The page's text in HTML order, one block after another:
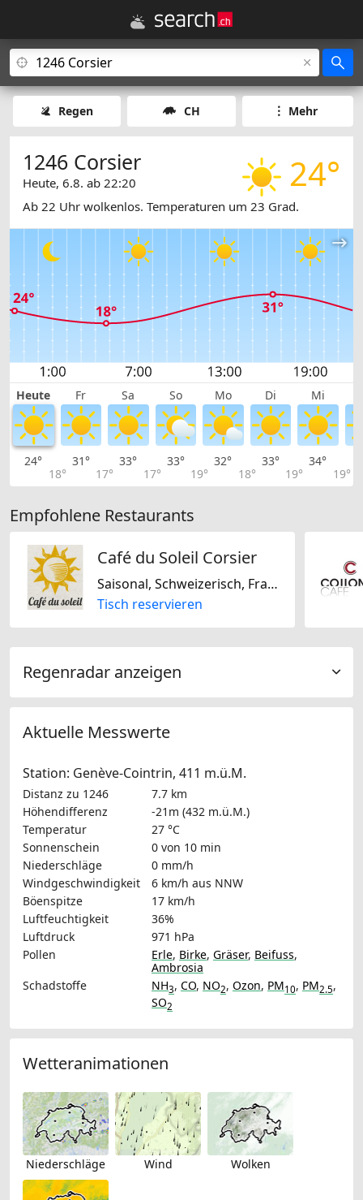
Regen CH Mehr
24°
1246 Corsier
Heute, 6.8. ab 22:20
Ab 22 Uhr wolkenlos. Temperaturen um 23 Grad.
Heute Fr Sa So Mo Di Mi
24°
18°
31°
17°
33°
17°
33°
19°
32°
18°
33°
19°
34°
19°
Empfohlene Restaurants
Café du Soleil Corsier
Saisonal, Schweizerisch, Französisch
Tisch reservieren
Regenradar anzeigen
Aktuelle Messwerte
Station: Genève-Cointrin, 411 m.ü.M.
Distanz zu 1246
7.7 km
Höhendifferenz
-21m (432 m.ü.M.)
Temperatur
27 °C
Sonnenschein
0 von 10 min
Niederschläge
0 mm/h
Windgeschwindigkeit
6 km/h aus NNW
Böenspitze
17 km/h
Luftfeuchtigkeit
36%
Luftdruck
971 hPa
Pollen
Erle, Birke, Gräser, Beifuss,
Ambrosia
Schadstoffe
NH3, CO, NO2, Ozon, PM10, PM2.5,
SO2
Wetteranimationen
Niederschläge Wind Wolken